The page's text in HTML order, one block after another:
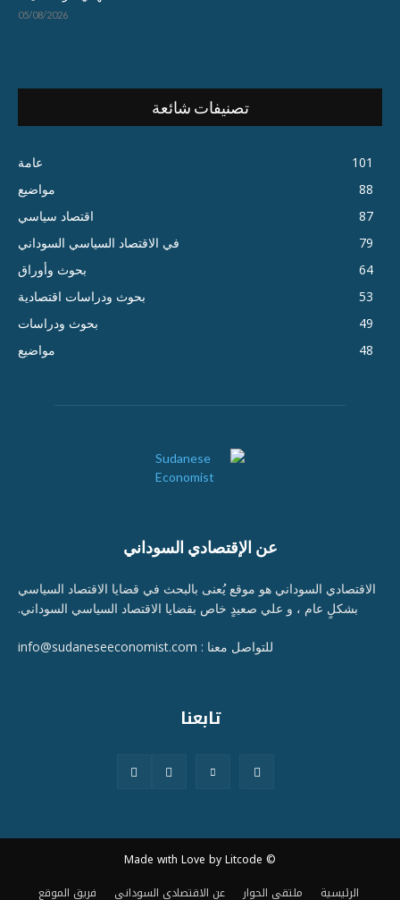
05/08/2026
تصنيفات شائعة
عامة
101
مواضيع
88
اقتصاد سياسي
87
في الاقتصاد السياسي السوداني
79
بحوث وأوراق
64
بحوث ودراسات اقتصادية
53
بحوث ودراسات
49
مواضيع
48
عن الإقتصادي السوداني
الاقتصادي السوداني هو موقع يُعنى بالبحث في قضايا الاقتصاد السياسي
بشكلٍ عام ، و علي صعيدٍ خاص بقضايا الاقتصاد السياسي السوداني.
للتواصل معنا : info@sudaneseeconomist.com
تابعنا
© Made wıth Love by Litcode
الرئيسية
ملتقى الحوار عن الاقتصادي السوداني فريق الموقع